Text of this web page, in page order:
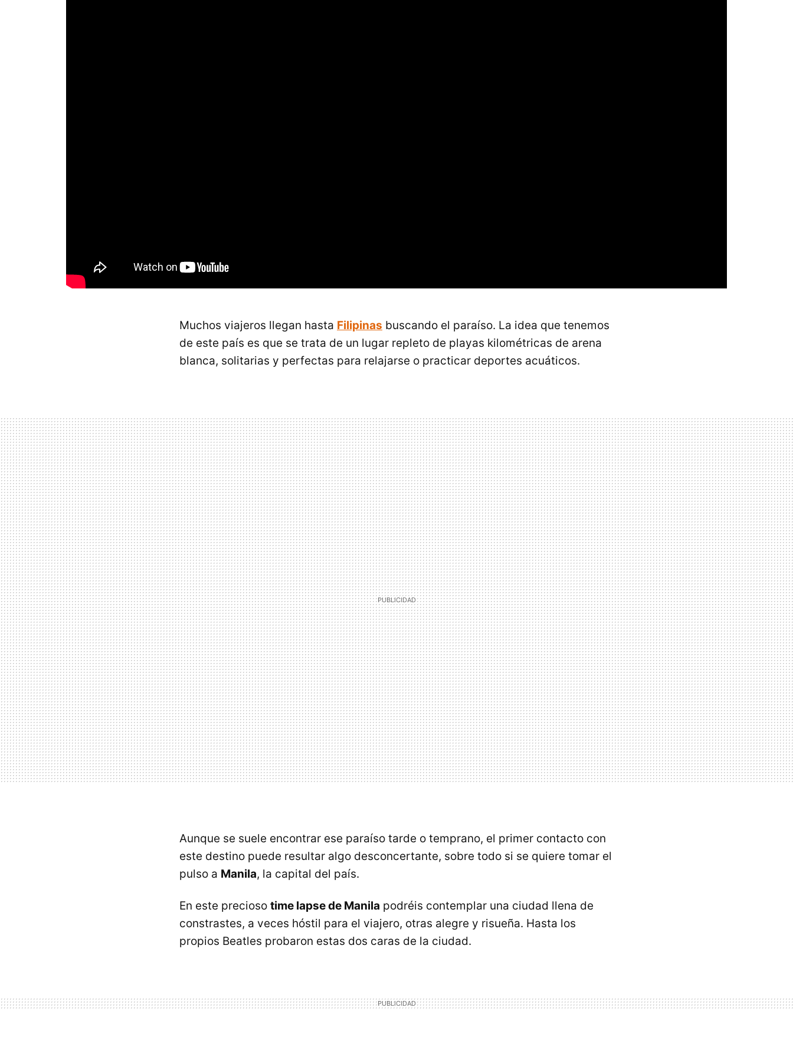
Muchos viajeros llegan hasta Filipinas buscando el paraíso. La idea que tenemos
de este país es que se trata de un lugar repleto de playas kilométricas de arena
blanca, solitarias y perfectas para relajarse o practicar deportes acuáticos.
Aunque se suele encontrar ese paraíso tarde o temprano, el primer contacto con
este destino puede resultar algo desconcertante, sobre todo si se quiere tomar el
pulso a Manila, la capital del país.
En este precioso time lapse de Manila podréis contemplar una ciudad llena de
constrastes, a veces hóstil para el viajero, otras alegre y risueña. Hasta los
propios Beatles probaron estas dos caras de la ciudad.